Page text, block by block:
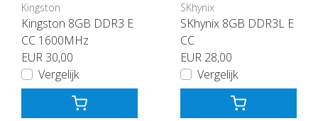
Kingston
Kingston 8GB DDR3 E
CC 1600MHz
EUR 30,00
Vergelijk
SKhynix
SKhynix 8GB DDR3L E
CC
EUR 28,00
Vergelijk